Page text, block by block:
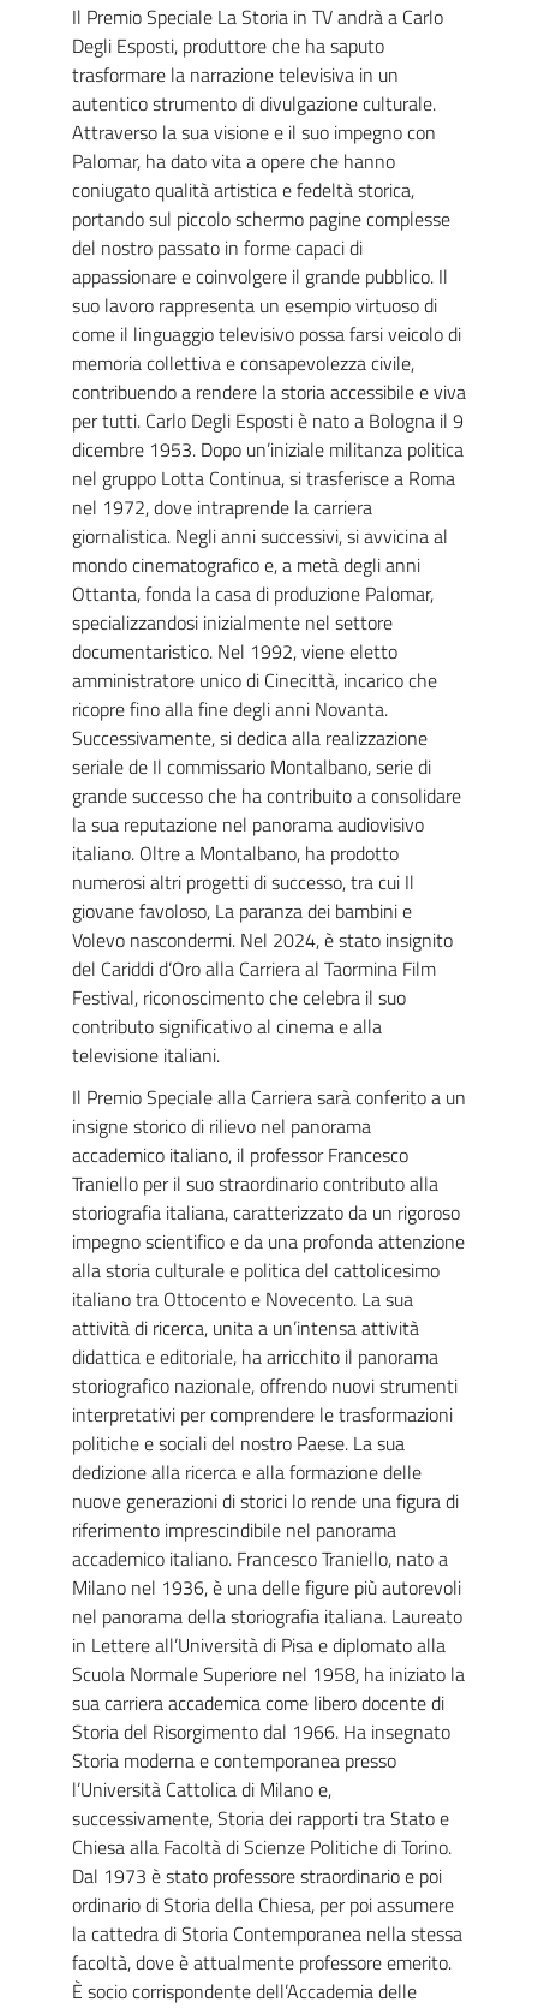
Il Premio Speciale La Storia in TV andrà a Carlo
Degli Esposti, produttore che ha saputo
trasformare la narrazione televisiva in un
autentico strumento di divulgazione culturale.
Attraverso la sua visione e il suo impegno con
Palomar, ha dato vita a opere che hanno
coniugato qualità artistica e fedeltà storica,
portando sul piccolo schermo pagine complesse
del nostro passato in forme capaci di
appassionare e coinvolgere il grande pubblico. Il
suo lavoro rappresenta un esempio virtuoso di
come il linguaggio televisivo possa farsi veicolo di
memoria collettiva e consapevolezza civile,
contribuendo a rendere la storia accessibile e viva
per tutti. Carlo Degli Esposti è nato a Bologna il 9
dicembre 1953. Dopo un’iniziale militanza politica
nel gruppo Lotta Continua, si trasferisce a Roma
nel 1972, dove intraprende la carriera
giornalistica. Negli anni successivi, si avvicina al
mondo cinematografico e, a metà degli anni
Ottanta, fonda la casa di produzione Palomar,
specializzandosi inizialmente nel settore
documentaristico. Nel 1992, viene eletto
amministratore unico di Cinecittà, incarico che
ricopre fino alla fine degli anni Novanta.
Successivamente, si dedica alla realizzazione
seriale de Il commissario Montalbano, serie di
grande successo che ha contribuito a consolidare
la sua reputazione nel panorama audiovisivo
italiano. Oltre a Montalbano, ha prodotto
numerosi altri progetti di successo, tra cui Il
giovane favoloso, La paranza dei bambini e
Volevo nascondermi. Nel 2024, è stato insignito
del Cariddi d’Oro alla Carriera al Taormina Film
Festival, riconoscimento che celebra il suo
contributo significativo al cinema e alla
televisione italiani.
Il Premio Speciale alla Carriera sarà conferito a un
insigne storico di rilievo nel panorama
accademico italiano, il professor Francesco
Traniello per il suo straordinario contributo alla
storiografia italiana, caratterizzato da un rigoroso
impegno scientifico e da una profonda attenzione
alla storia culturale e politica del cattolicesimo
italiano tra Ottocento e Novecento. La sua
attività di ricerca, unita a un’intensa attività
didattica e editoriale, ha arricchito il panorama
storiografico nazionale, offrendo nuovi strumenti
interpretativi per comprendere le trasformazioni
politiche e sociali del nostro Paese. La sua
dedizione alla ricerca e alla formazione delle
nuove generazioni di storici lo rende una figura di
riferimento imprescindibile nel panorama
accademico italiano. Francesco Traniello, nato a
Milano nel 1936, è una delle figure più autorevoli
nel panorama della storiografia italiana. Laureato
in Lettere all’Università di Pisa e diplomato alla
Scuola Normale Superiore nel 1958, ha iniziato la
sua carriera accademica come libero docente di
Storia del Risorgimento dal 1966. Ha insegnato
Storia moderna e contemporanea presso
l’Università Cattolica di Milano e,
successivamente, Storia dei rapporti tra Stato e
Chiesa alla Facoltà di Scienze Politiche di Torino.
Dal 1973 è stato professore straordinario e poi
ordinario di Storia della Chiesa, per poi assumere
la cattedra di Storia Contemporanea nella stessa
facoltà, dove è attualmente professore emerito.
È socio corrispondente dell’Accademia delle